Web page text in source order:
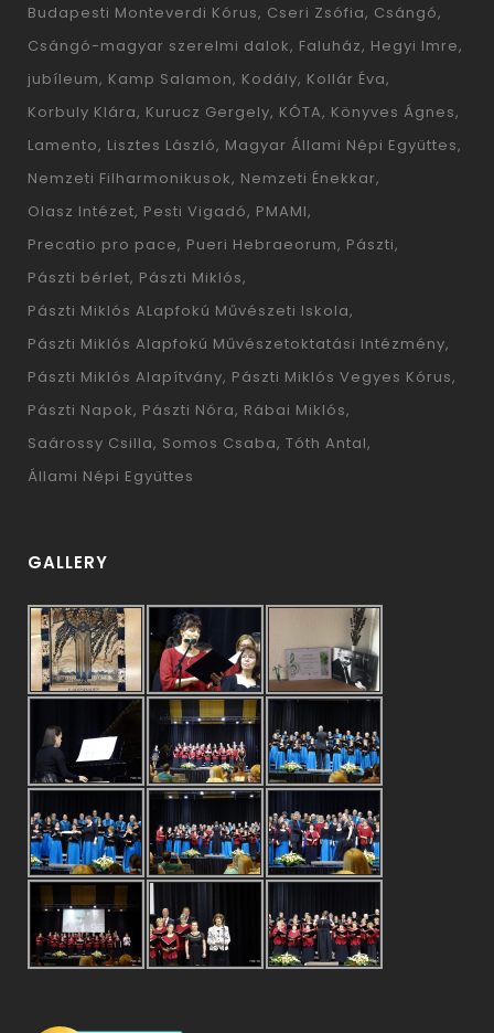
Budapesti Monteverdi Kórus Cseri Zsófia Csángó
Csángó-magyar szerelmi dalok Faluház Hegyi Imre
jubíleum Kamp Salamon Kodály Kollár Éva
Korbuly Klára Kurucz Gergely KÓTA Könyves Ágnes
Lamento Lisztes László Magyar Állami Népi Együttes
Nemzeti Filharmonikusok Nemzeti Énekkar
Olasz Intézet Pesti Vigadó PMAMI
Precatio pro pace Pueri Hebraeorum Pászti
Pászti bérlet Pászti Miklós
Pászti Miklós ALapfokú Művészeti Iskola
Pászti Miklós Alapfokú Művészetoktatási Intézmény
Pászti Miklós Alapítvány Pászti Miklós Vegyes Kórus
Pászti Napok Pászti Nóra Rábai Miklós
Saárossy Csilla Somos Csaba Tóth Antal
Állami Népi Együttes
GALLERY